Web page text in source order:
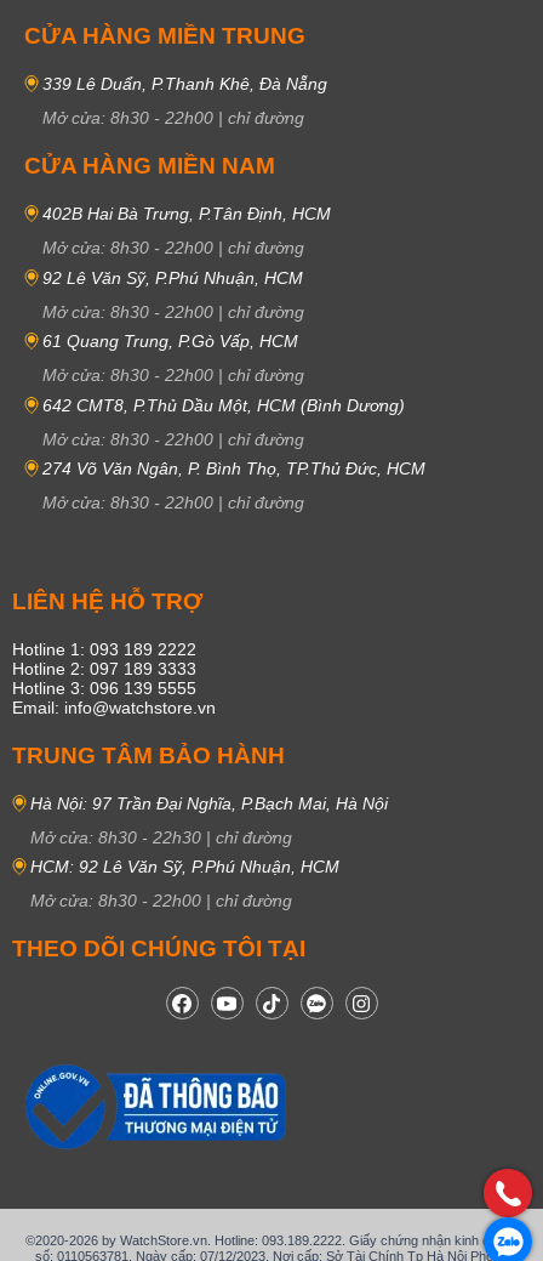
CỬA HÀNG MIỀN TRUNG
339 Lê Duẩn, P.Thanh Khê, Đà Nẵng
Mở cửa: 8h30 - 22h00 | chỉ đường
CỬA HÀNG MIỀN NAM
402B Hai Bà Trưng, P.Tân Định, HCM
Mở cửa: 8h30 - 22h00 | chỉ đường
92 Lê Văn Sỹ, P.Phú Nhuận, HCM
Mở cửa: 8h30 - 22h00 | chỉ đường
61 Quang Trung, P.Gò Vấp, HCM
Mở cửa: 8h30 - 22h00 | chỉ đường
642 CMT8, P.Thủ Dầu Một, HCM (Bình Dương)
Mở cửa: 8h30 - 22h00 | chỉ đường
274 Võ Văn Ngân, P. Bình Thọ, TP.Thủ Đức, HCM
Mở cửa: 8h30 - 22h00 | chỉ đường
LIÊN HỆ HỖ TRỢ
Hotline 1: 093 189 2222
Hotline 2: 097 189 3333
Hotline 3: 096 139 5555
Email: info@watchstore.vn
TRUNG TÂM BẢO HÀNH
Hà Nội: 97 Trần Đại Nghĩa, P.Bạch Mai, Hà Nội
Mở cửa: 8h30 - 22h30 | chỉ đường
HCM: 92 Lê Văn Sỹ, P.Phú Nhuận, HCM
Mở cửa: 8h30 - 22h00 | chỉ đường
THEO DÕI CHÚNG TÔI TẠI
©2020-2026 by WatchStore.vn. Hotline: 093.189.2222. Giấy chứng nhận kinh doanh
số: 0110563781, Ngày cấp: 07/12/2023, Nơi cấp: Sở Tài Chính Tp Hà Nội Phòng